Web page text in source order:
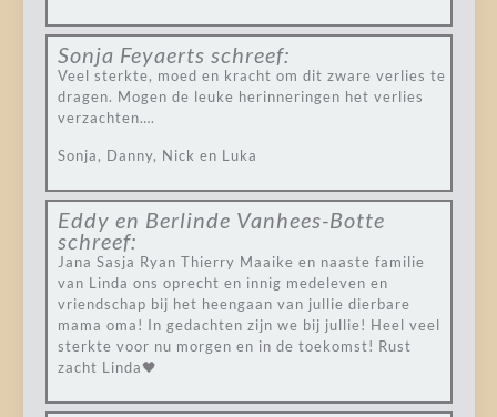
Sonja Feyaerts schreef:
Veel sterkte, moed en kracht om dit zware verlies te
dragen. Mogen de leuke herinneringen het verlies
verzachten….
Sonja, Danny, Nick en Luka
Eddy en Berlinde Vanhees-Botte
schreef:
Jana Sasja Ryan Thierry Maaike en naaste familie
van Linda ons oprecht en innig medeleven en
vriendschap bij het heengaan van jullie dierbare
mama oma! In gedachten zijn we bij jullie! Heel veel
sterkte voor nu morgen en in de toekomst! Rust
zacht Linda🖤